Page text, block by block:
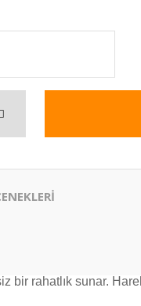
bir rahatlık sunar.